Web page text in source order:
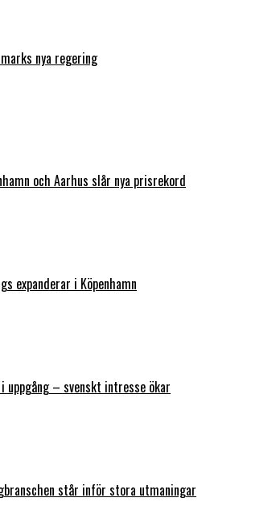
nya regering
och Aarhus slår nya prisrekord
expanderar i Köpenhamn
– svenskt intresse ökar
står inför stora utmaningar